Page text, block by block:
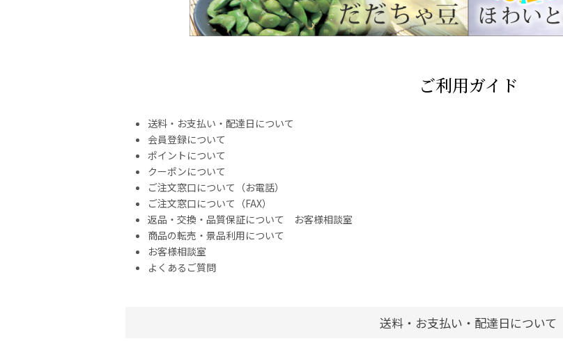
ご利用ガイド
送料・お支払い・配達日について
会員登録について
ポイントについて
クーポンについて
ご注文窓口について（お電話）
ご注文窓口について（FAX）
返品・交換・品質保証について お客様相談室
商品の転売・景品利用について
お客様相談室
よくあるご質問
送料・お支払い・配達日について